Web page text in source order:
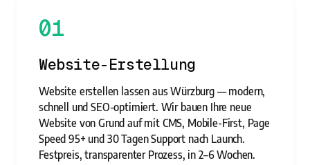
01
Website-Erstellung
Website erstellen lassen aus Würzburg — modern,
schnell und SEO-optimiert. Wir bauen Ihre neue
Website von Grund auf mit CMS, Mobile-First, Page
Speed 95+ und 30 Tagen Support nach Launch.
Festpreis, transparenter Prozess, in 2–6 Wochen.